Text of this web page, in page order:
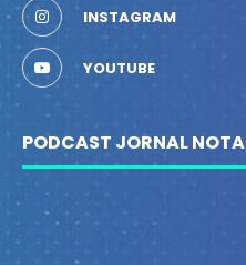
INSTAGRAM
YOUTUBE
PODCAST JORNAL NOTA